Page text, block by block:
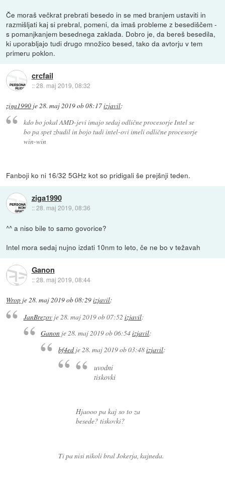
Če moraš večkrat prebrati besedo in se med branjem ustaviti in
razmišljati kaj si prebral, pomeni, da imaš probleme z besediščem -
s pomanjkanjem besednega zaklada. Dobro je, da bereš besedila,
ki uporabljajo tudi drugo množico besed, tako da avtorju v tem
primeru poklon.
crcfail
::28. maj 2019, 08:32
ziga1990 je 28. maj 2019 ob 08:17izjavil:
kdo bo jokal AMD-jevi imajo sedaj odlične procesorje Intel se
bo pa spet zbudil in bojo tudi intel-ovi imeli odlične procesorje
win-win
Fanboji ko ni 16/32 5GHz kot so pridigali še prejšnji teden.
ziga1990
::28. maj 2019, 08:36
^^ a niso bile to samo govorice?
Intel mora sedaj nujno izdati 10nm to leto, če ne bo v težavah
Ganon
::28. maj 2019, 08:44
Wrop je28. maj 2019 ob 08:29izjavil:
JanBrezovje 28. maj 2019 ob 07:52 izjavil:
Ganon je28. maj 2019 ob 06:54izjavil:
bf4edje28. maj 2019 ob 03:48izjavil:
uvodni
tiskovki
Hjaooo pa kaj so to za
besede? tiskovki?
Ti pa nisi nikoli bral Jokerja, kajneda.